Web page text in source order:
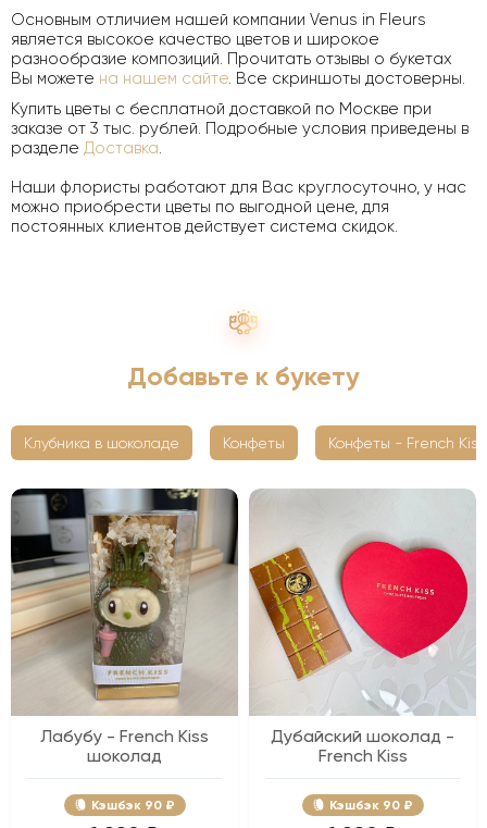
Основным отличием нашей компании Venus in Fleurs
является высокое качество цветов и широкое
разнообразие композиций. Прочитать отзывы о букетах
Вы можете на нашем сайте. Все скриншоты достоверны.
Купить цветы с бесплатной доставкой по Москве при
заказе от 3 тыс. рублей. Подробные условия приведены в
разделе Доставка.
Наши флористы работают для Вас круглосуточно, у нас
можно приобрести цветы по выгодной цене, для
постоянных клиентов действует система скидок.
Добавьте к букету
Клубника в шоколаде Конфеты Конфеты - French Kiss
Лабубу - French Kiss
шоколад
Кэшбэк 90 ₽
Дубайский шоколад -
French Kiss
Кэшбэк 90 ₽